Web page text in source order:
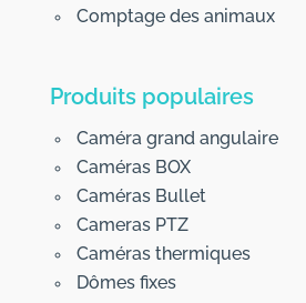
Comptage des animaux
Produits populaires
Caméra grand angulaire
Caméras BOX
Caméras Bullet
Cameras PTZ
Caméras thermiques
Dômes fixes